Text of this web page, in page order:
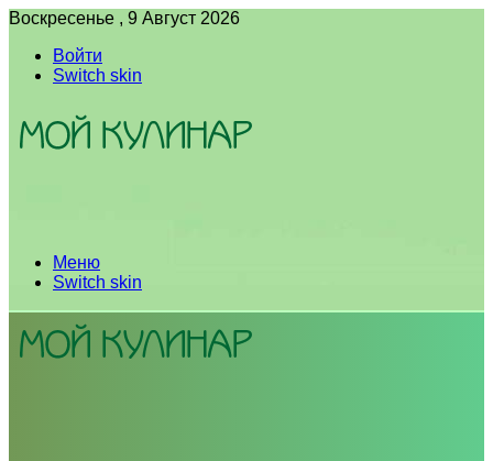
Воскресенье , 9 Август 2026
Войти
Switch skin
Меню
Switch skin